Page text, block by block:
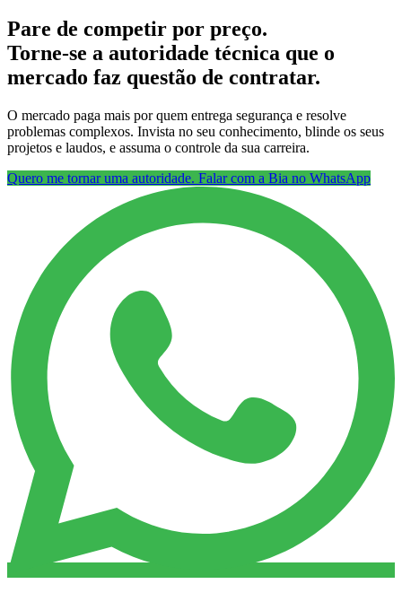
Pare de competir por preço.
Torne-se a autoridade técnica que o
mercado faz questão de contratar.
O mercado paga mais por quem entrega segurança e resolve
problemas complexos. Invista no seu conhecimento, blinde os seus
projetos e laudos, e assuma o controle da sua carreira.
Quero me tornar uma autoridade. Falar com a Bia no WhatsApp